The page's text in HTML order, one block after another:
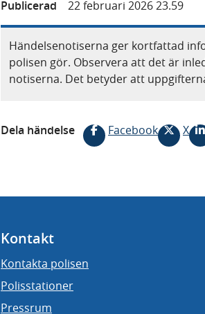
Publicerad
22 februari 2026 23.59
Händelsenotiserna ger kortfattad
polisen gör. Observera att det är
notiserna. Det betyder att
Dela händelse Facebook X
Kontakt
Kontakta polisen
Polisstationer
Pressrum